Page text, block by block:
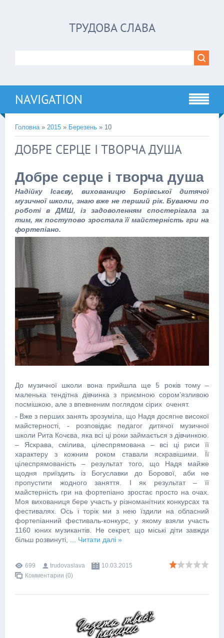
ТРУДОВА СЛАВА
NAVIGATION
Головна» 2015 » Березень » 10
ДОБРЕ СЕРЦЕ І ТВОРЧА ДУША
Добре серце і творча душа
Надійку Ісаєву, вихованицю Борівської дитячої
музичної школи, знаю вже не перший рік. Буваючи по
роботі в ДМШ, із задоволенням спостерігала за
тим, як поступово зростала її майстерність гри на
фортепіано.
До музичної школи вона прийшла ще 5 років тому –
маленька тендітна дівчинка з приємною сором’язливою
посмішкою, але з впевненим поглядом сірих оченят.
- Вже з перших занять зрозуміла, що Надя досягне високої
майстерності, - розповідає педагог дитячої музичної
школи Рита Кочєва, яка всі ці роки займається з дівчинкою.
– Яскрава, смілива, цілеспрямована – всі ці риси її
характеру з кожним роком ставали яскравішими. Її
цілеспрямованість – результат того, що Надя майже
щодня приїздить із Богуславки до Борової, аби не
пропустити жодного заняття. І як результат – її
майстерність гри на фортепіано зростає просто на очах.
Моя вихованиця бере участь у різноманітних конкурсах та
фестивалях. Ось і торік ми з нею їздили на обласний
фортепіанний фестиваль-конкурс, у якому взяли участь
1160 юних музикантів. Не секрет, що міські діти завжди
більш розвинуті, ... Читати далі »
699 trudovaslava
10.03.2015
Комментарии (0)